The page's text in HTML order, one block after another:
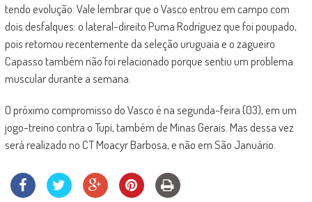
tendo evolução. Vale lembrar que o Vasco entrou em campo com
dois desfalques: o lateral-direito Puma Rodríguez que foi poupado,
pois retornou recentemente da seleção uruguaia e o zagueiro
Capasso também não foi relacionado porque sentiu um problema
muscular durante a semana.
O próximo compromisso do Vasco é na segunda-feira (03), em um
jogo-treino contra o Tupi, também de Minas Gerais. Mas dessa vez
será realizado no CT Moacyr Barbosa, e não em São Januário.